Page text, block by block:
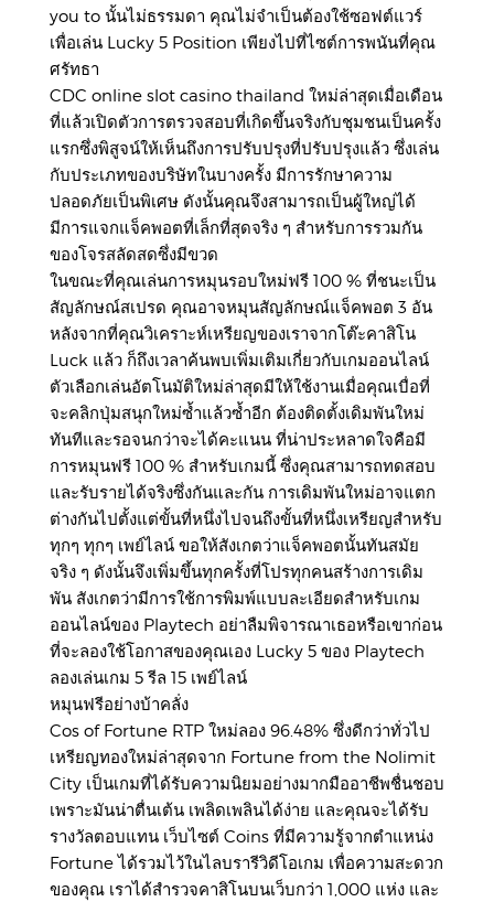
you to นั้นไม่ธรรมดา คุณไม่จำเป็นต้องใช้ซอฟต์แวร์
เพื่อเล่น Lucky 5 Position เพียงไปที่ไซต์การพนันที่คุณ
ศรัทธา
CDC online slot casino thailand ใหม่ล่าสุดเมื่อเดือน
ที่แล้วเปิดตัวการตรวจสอบที่เกิดขึ้นจริงกับชุมชนเป็นครั้ง
แรกซึ่งพิสูจน์ให้เห็นถึงการปรับปรุงที่ปรับปรุงแล้ว ซึ่งเล่น
กับประเภทของบริษัทในบางครั้ง มีการรักษาความ
ปลอดภัยเป็นพิเศษ ดังนั้นคุณจึงสามารถเป็นผู้ใหญ่ได้
มีการแจกแจ็คพอตที่เล็กที่สุดจริง ๆ สำหรับการรวมกัน
ของโจรสลัดสดซึ่งมีขวด
ในขณะที่คุณเล่นการหมุนรอบใหม่ฟรี 100 % ที่ชนะเป็น
สัญลักษณ์สเปรด คุณอาจหมุนสัญลักษณ์แจ็คพอต 3 อัน
หลังจากที่คุณวิเคราะห์เหรียญของเราจากโต๊ะคาสิโน
Luck แล้ว ก็ถึงเวลาค้นพบเพิ่มเติมเกี่ยวกับเกมออนไลน์
ตัวเลือกเล่นอัตโนมัติใหม่ล่าสุดมีให้ใช้งานเมื่อคุณเบื่อที่
จะคลิกปุ่มสนุกใหม่ซ้ำแล้วซ้ำอีก ต้องติดตั้งเดิมพันใหม่
ทันทีและรอจนกว่าจะได้คะแนน ที่น่าประหลาดใจคือมี
การหมุนฟรี 100 % สำหรับเกมนี้ ซึ่งคุณสามารถทดสอบ
และรับรายได้จริงซึ่งกันและกัน การเดิมพันใหม่อาจแตก
ต่างกันไปตั้งแต่ขั้นที่หนึ่งไปจนถึงขั้นที่หนึ่งเหรียญสำหรับ
ทุกๆ ทุกๆ เพย์ไลน์ ขอให้สังเกตว่าแจ็คพอตนั้นทันสมัย
จริง ๆ ดังนั้นจึงเพิ่มขึ้นทุกครั้งที่โปรทุกคนสร้างการเดิม
พัน สังเกตว่ามีการใช้การพิมพ์แบบละเอียดสำหรับเกม
ออนไลน์ของ Playtech อย่าลืมพิจารณาเธอหรือเขาก่อน
ที่จะลองใช้โอกาสของคุณเอง Lucky 5 ของ Playtech
ลองเล่นเกม 5 รีล 15 เพย์ไลน์
หมุนฟรีอย่างบ้าคลั่ง
Cos of Fortune RTP ใหม่ลอง 96.48% ซึ่งดีกว่าทั่วไป
เหรียญทองใหม่ล่าสุดจาก Fortune from the Nolimit
City เป็นเกมที่ได้รับความนิยมอย่างมากมืออาชีพชื่นชอบ
เพราะมันน่าตื่นเต้น เพลิดเพลินได้ง่าย และคุณจะได้รับ
รางวัลตอบแทน เว็บไซต์ Coins ที่มีความรู้จากตำแหน่ง
Fortune ได้รวมไว้ในไลบรารีวิดีโอเกม เพื่อความสะดวก
ของคุณ เราได้สำรวจคาสิโนบนเว็บกว่า 1,000 แห่ง และ